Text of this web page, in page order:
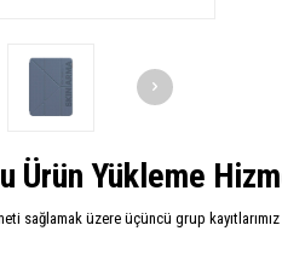
Yükleme
sağlamak üzere üçüncü grup kayıtlarımız